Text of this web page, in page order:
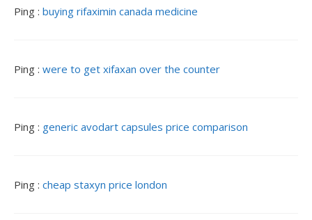
t
l
Ping : buying rifaximin canada medicine
Ping : were to get xifaxan over the counter
Ping : generic avodart capsules price comparison
Ping : cheap staxyn price london